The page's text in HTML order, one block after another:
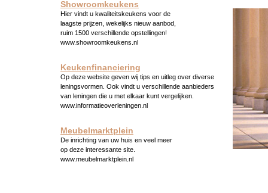
Showroomkeukens
Hier vindt u kwaliteitskeukens voor de
laagste prijzen, wekelijks nieuw aanbod,
ruim 1500 verschillende opstellingen!
www.showroomkeukens.nl
Keukenfinanciering
Op deze website geven wij tips en uitleg over diverse
leningsvormen. Ook vindt u verschillende aanbieders
van leningen die u met elkaar kunt vergelijken.
www.informatieoverleningen.nl
Meubelmarktplein
De inrichting van uw huis en veel meer
op deze interessante site.
www.meubelmarktplein.nl